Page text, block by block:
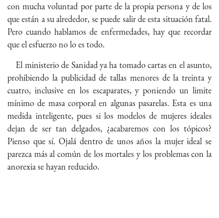
con mucha voluntad por parte de la propia persona y de los
que están a su alrededor, se puede salir de esta situación fatal.
Pero cuando hablamos de enfermedades, hay que recordar
que el esfuerzo no lo es todo.
El ministerio de Sanidad ya ha tomado cartas en el asunto,
prohibiendo la publicidad de tallas menores de la treinta y
cuatro, inclusive en los escaparates, y poniendo un limite
mínimo de masa corporal en algunas pasarelas. Esta es una
medida inteligente, pues si los modelos de mujeres ideales
dejan de ser tan delgados, ¿acabaremos con los tópicos?
Pienso que sí. Ojalá dentro de unos años la mujer ideal se
parezca más al común de los mortales y los problemas con la
anorexia se hayan reducido.